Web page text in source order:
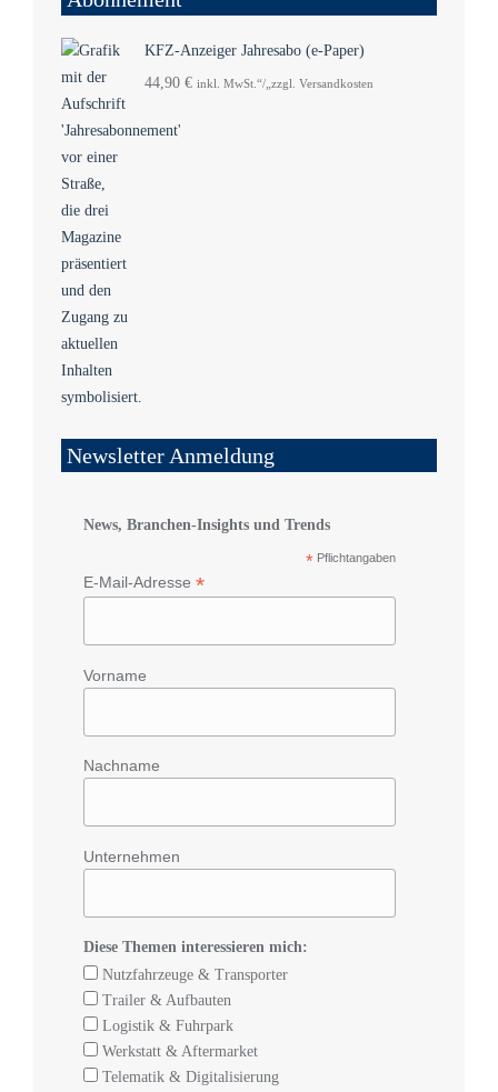
KFZ-Anzeiger Jahresabo (e-Paper)
44,90 € inkl. MwSt.“/„zzgl. Versandkosten
Newsletter Anmeldung
News, Branchen-Insights und Trends
* Pflichtangaben
E-Mail-Adresse *
Vorname
Nachname
Unternehmen
Diese Themen interessieren mich:
Nutzfahrzeuge & Transporter
Trailer & Aufbauten
Logistik & Fuhrpark
Werkstatt & Aftermarket
Telematik & Digitalisierung